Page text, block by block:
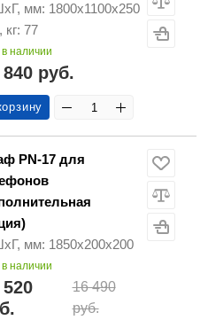
мм: 1800х1100х250
кг: 77
в наличии
840 руб.
PN-17 для
мм: 1850х200х200
в наличии
520
16 490
руб.